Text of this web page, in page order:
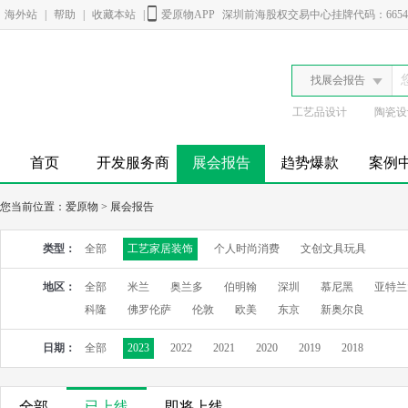
海外站 帮助 收藏本站 爱原物APP 深圳前海股权交易中心挂牌代码：
找展会报告
工艺品设计 陶瓷
首页 开发服务商 展会报告 趋势爆款 案例
您当前位置： 爱原物 > 展会报告
类型： 全部 工艺家居装饰 个人时尚消费 文创文具玩具
地区： 全部 米兰 奥兰多 伯明翰 深圳 慕尼黑
亚特
科隆
佛罗伦萨 伦敦 欧美 东京 新奥尔良
日期： 全部 2023 2022 2021 2020 2019 2018